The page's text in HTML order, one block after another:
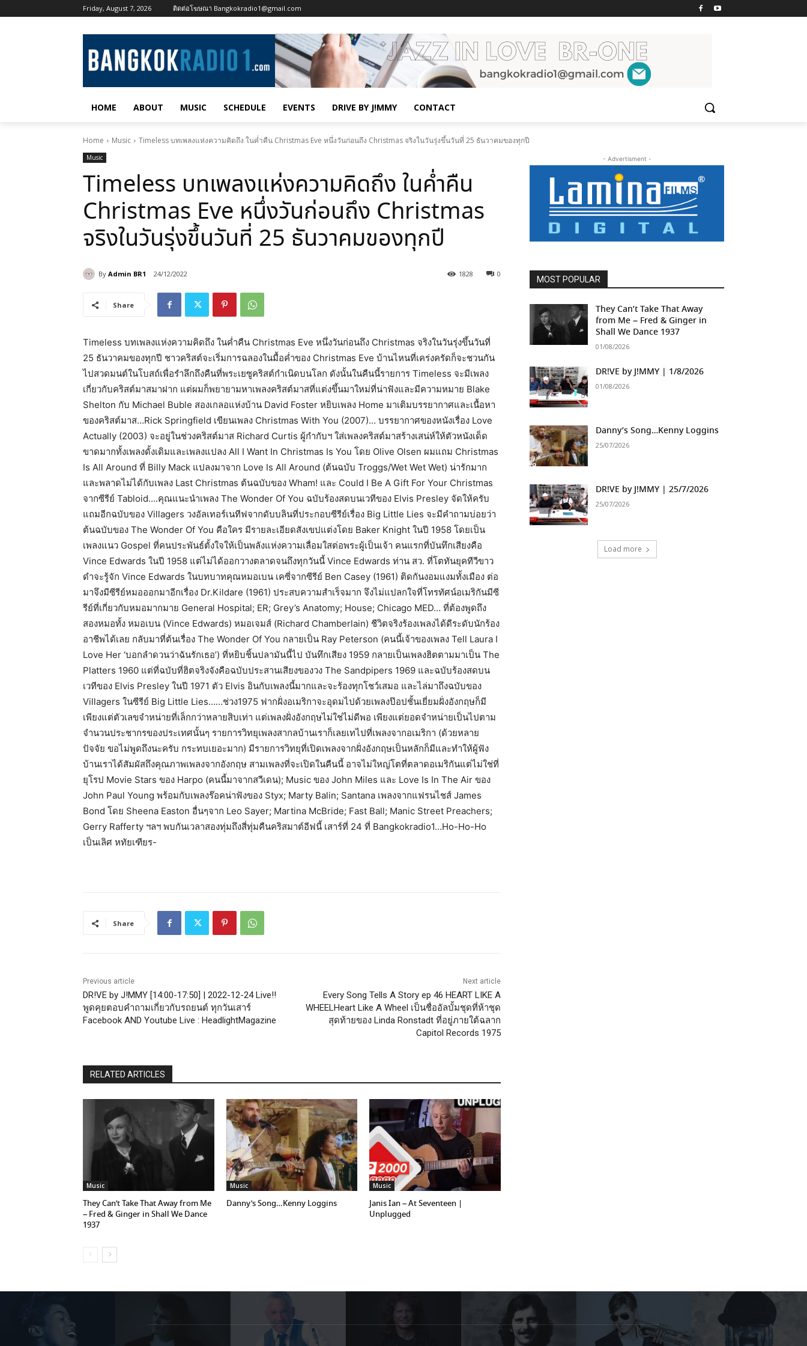
Friday, August 7, 2026 ติดต่อโฆษณา Bangkokradio1@gmail.com
HOME ABOUT MUSIC SCHEDULE EVENTS DRIVE BY J!MMY CONTACT
Home Music Timeless บทเพลงแห่งความคิดถึง ในค่ำคืน Christmas Eve หนึ่งวันก่อนถึง Christmas จริงในวันรุ่งขึ้นวันที่ 25 ธันวาคมของทุกปี
Music
Timeless บทเพลงแห่งความคิดถึง ในค่ำคืน
Christmas Eve หนึ่งวันก่อนถึง Christmas
จริงในวันรุ่งขึ้นวันที่ 25 ธันวาคมของทุกปี
By Admin BR1 24/12/2022 0
1828
Share
Timeless บทเพลงแห่งความคิดถึง ในค่ำคืน Christmas Eve หนึ่งวันก่อนถึง Christmas จริงในวันรุ่งขึ้นวันที่
25 ธันวาคมของทุกปี ชาวคริสต์จะเริ่มการฉลองในมื้อค่ำของ Christmas Eve บ้านไหนที่เคร่งครัดก็จะชวนกัน
ไปสวดมนต์ในโบสถ์เพื่อรำลึกถึงคืนที่พระเยซูคริสต์กำเนิดบนโลก ดังนั้นในคืนนี้รายการ Timeless จะมีเพลง
เกี่ยวกับคริสต์มาสมาฝาก แต่ผมก็พยายามหาเพลงคริสต์มาสที่แต่งขึ้นมาใหม่ที่น่าฟังและมีความหมาย Blake
Shelton กับ Michael Buble สองเกลอแห่งบ้าน David Foster หยิบเพลง Home มาเติมบรรยากาศและเนื้อหา
ของคริสต์มาส…Rick Springfield เขียนเพลง Christmas With You (2007)… บรรยากาศของหนังเรื่อง Love
Actually (2003) จะอยู่ในช่วงคริสต์มาส Richard Curtis ผู้กำกับฯ ใส่เพลงคริสต์มาสร้างเสน่ห์ให้ตัวหนังเด็ด
ขาดมากทั้งเพลงดั้งเดิมและเพลงแปลง All I Want In Christmas Is You โดย Olive Olsen ผมแถม Christmas
Is All Around ที่ Billy Mack แปลงมาจาก Love Is All Around (ต้นฉบับ Troggs/Wet Wet Wet) น่ารักมาก
และพลาดไม่ได้กับเพลง Last Christmas ต้นฉบับของ Wham! และ Could I Be A Gift For Your Christmas
จากซีรีย์ Tabloid….คุณแนะนำเพลง The Wonder Of You ฉบับร้องสดบนเวทีของ Elvis Presley จัดให้ครับ
แถมอีกฉบับของ Villagers วงอัลเทอร์เนทีฟจากดับบลินที่ประกอบซีรีย์เรื่อง Big Little Lies จะมีคำถามบ่อยว่า
ต้นฉบับของ The Wonder Of You คือใคร มีรายละเอียดสังเขปแต่งโดย Baker Knight ในปี 1958 โดยเป็น
เพลงแนว Gospel ที่คนประพันธ์ตั้งใจให้เป็นพลังแห่งความเลื่อมใสต่อพระผู้เป็นเจ้า คนแรกที่บันทึกเสียงคือ
Vince Edwards ในปี 1958 แต่ไม่ได้ออกวางตลาดจนถึงทุกวันนี้ Vince Edwards ท่าน สว. ที่โตทันยุคทีวีขาว
ดำจะรู้จัก Vince Edwards ในบทบาทคุณหมอเบน เคซี่จากซีรีย์ Ben Casey (1961) ติดกันงอมแงมทั้งเมือง ต่อ
มาจึงมีซีรีย์หมอออกมาอีกเรื่อง Dr.Kildare (1961) ประสบความสำเร็จมาก จึงไม่แปลกใจที่โทรทัศน์อเมริกันมีซี
รีย์ที่เกี่ยวกับหมอมากมาย General Hospital; ER; Grey’s Anatomy; House; Chicago MED… ที่ต้องพูดถึง
สองหมอทั้ง หมอเบน (Vince Edwards) หมอเจมส์ (Richard Chamberlain) ชีวิตจริงร้องเพลงได้ดีระดับนักร้อง
อาชีพได้เลย กลับมาที่ต้นเรื่อง The Wonder Of You กลายเป็น Ray Peterson (คนนี้เจ้าของเพลง Tell Laura I
Love Her ‘บอกลำดวนว่าฉันรักเธอ’) ที่หยิบชิ้นปลามันนี้ไป บันทึกเสียง 1959 กลายเป็นเพลงฮิตตามมาเป็น The
Platters 1960 แต่ที่ฉบับที่ฮิตจริงจังคือฉบับประสานเสียงของวง The Sandpipers 1969 และฉบับร้องสดบน
เวทีของ Elvis Presley ในปี 1971 ตัว Elvis อินกับเพลงนี้มากและจะร้องทุกโชว์เสมอ และไล่มาถึงฉบับของ
Villagers ในซีรีย์ Big Little Lies……ช่วง1975 ฟากฝั่งอเมริกาจะอุดมไปด้วยเพลงป๊อปชั้นเยี่ยมฝั่งอังกฤษก็มี
เพียงแต่ตัวเลขจำหน่ายที่เล็กกว่าหลายสิบเท่า แต่เพลงฝั่งอังกฤษไม่ใช่ไม่ดีพอ เพียงแต่ยอดจำหน่ายเป็นไปตาม
จำนวนประชากรของประเทศนั้นๆ รายการวิทยุเพลงสากลบ้านเราก็เลยเทไปที่เพลงจากอเมริกา (ด้วยหลาย
ปัจจัย ขอไม่พูดถึงนะครับ กระทบเยอะมาก) มีรายการวิทยุที่เปิดเพลงจากฝั่งอังกฤษเป็นหลักก็มีและทำให้ผู้ฟัง
บ้านเราได้สัมผัสถึงคุณภาพเพลงจากอังกฤษ สามเพลงที่จะเปิดในคืนนี้ อาจไม่ใหญ่โตที่ตลาดอเมริกันแต่ไม่ใช่ที่
ยุโรป Movie Stars ของ Harpo (คนนี้มาจากสวีเดน); Music ของ John Miles และ Love Is In The Air ของ
John Paul Young พร้อมกับเพลงร๊อคน่าฟังของ Styx; Marty Balin; Santana เพลงจากแฟรนไชส์ James
Bond โดย Sheena Easton อื่นๆจาก Leo Sayer; Martina McBride; Fast Ball; Manic Street Preachers;
Gerry Rafferty ฯลฯ พบกันเวลาสองทุ่มถึงสี่ทุ่มคืนคริสมาต์อีฟนี้ เสาร์ที่ 24 ที่ Bangkokradio1…Ho-Ho-Ho
เป็นเลิศ หทัยเฑียร-
Share
Previous article
DR!VE by J!MMY [14:00-17:50] | 2022-12-24 Live!!
พูดคุยตอบคำถามเกี่ยวกับรถยนต์ ทุกวันเสาร์
Facebook AND Youtube Live : HeadlightMagazine
Next article
Every Song Tells A Story ep 46 HEART LIKE A
WHEELHeart Like A Wheel เป็นชื่ออัลบั้มชุดที่ห้าชุด
สุดท้ายของ Linda Ronstadt ที่อยู่ภายใต้ฉลาก
Capitol Records 1975
RELATED ARTICLES
Music
They Can’t Take That Away from Me
– Fred & Ginger in Shall We Dance
1937
Music
Danny’s Song…Kenny Loggins
Music
Janis Ian – At Seventeen |
Unplugged
- Advertisment -
MOST POPULAR
They Can’t Take That Away
from Me – Fred & Ginger in
Shall We Dance 1937
01/08/2026
DR!VE by J!MMY | 1/8/2026
01/08/2026
Danny’s Song…Kenny Loggins
25/07/2026
DR!VE by J!MMY | 25/7/2026
25/07/2026
Load more